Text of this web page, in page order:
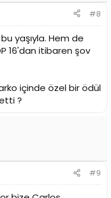
#8
yaşıyla. Hem de
16'dan itibaren şov
içinde özel bir ödül
?
#9